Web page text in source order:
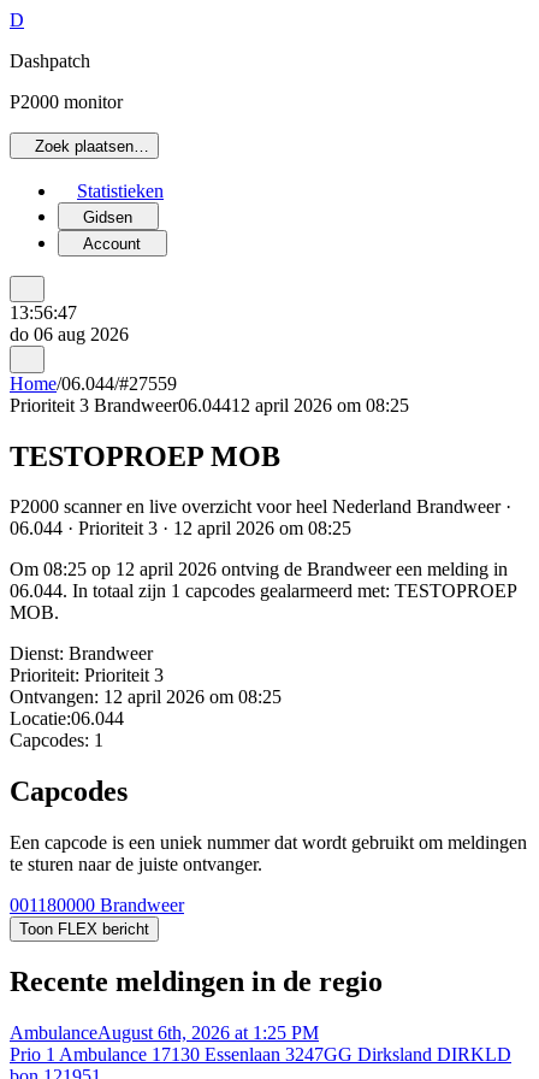
D
Dashpatch
P2000 monitor
Zoek plaatsen…
Statistieken
Gidsen
Account
13:56:47
do 06 aug 2026
Home/06.044/#27559
Prioriteit 3 Brandweer06.04412 april 2026 om 08:25
TESTOPROEP MOB
P2000 scanner en live overzicht voor heel Nederland Brandweer ·
06.044 · Prioriteit 3 · 12 april 2026 om 08:25
Om 08:25 op 12 april 2026 ontving de Brandweer een melding in
06.044. In totaal zijn 1 capcodes gealarmeerd met: TESTOPROEP
MOB.
Dienst: Brandweer
Prioriteit: Prioriteit 3
Ontvangen: 12 april 2026 om 08:25
Locatie:06.044
Capcodes: 1
Capcodes
Een capcode is een uniek nummer dat wordt gebruikt om meldingen
te sturen naar de juiste ontvanger.
001180000 Brandweer
Toon FLEX bericht
Recente meldingen in de regio
AmbulanceAugust 6th, 2026 at 1:25 PM
Prio 1 Ambulance 17130 Essenlaan 3247GG Dirksland DIRKLD